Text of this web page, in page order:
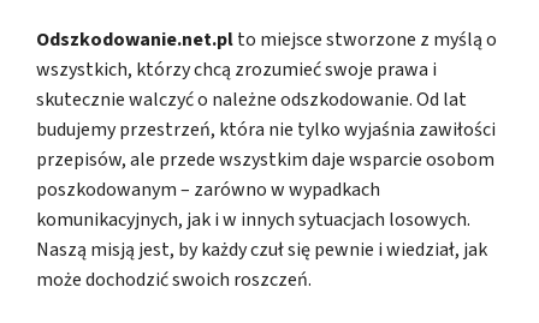
Odszkodowanie.net.plto miejsce stworzone z myślą o
wszystkich, którzy chcą zrozumieć swoje prawa i
skutecznie walczyć o należne odszkodowanie. Od lat
budujemy przestrzeń, która nie tylko wyjaśnia zawiłości
przepisów, ale przede wszystkim daje wsparcie osobom
poszkodowanym – zarówno w wypadkach
komunikacyjnych, jak i w innych sytuacjach losowych.
Naszą misją jest, by każdy czuł się pewnie i wiedział, jak
może dochodzić swoich roszczeń.